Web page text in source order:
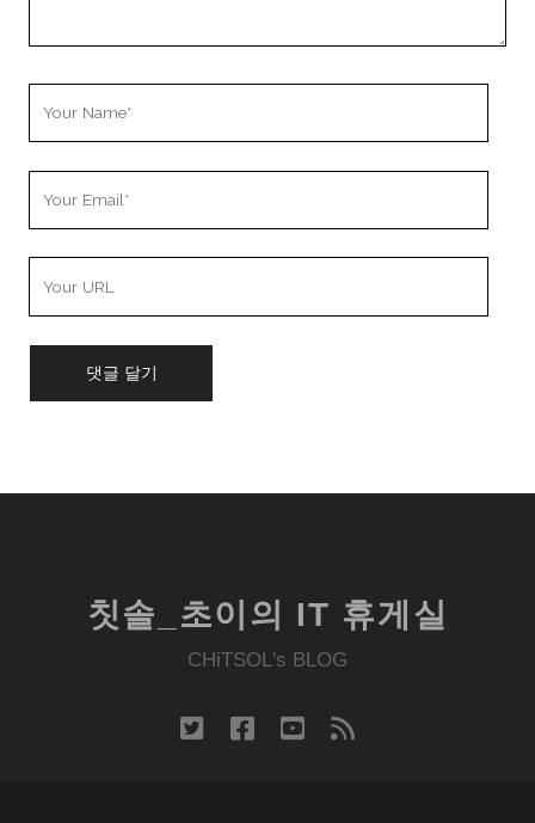
칫솔_초이의 IT 휴게실
CHiTSOL's BLOG
twitterfacebook
youtube
rss